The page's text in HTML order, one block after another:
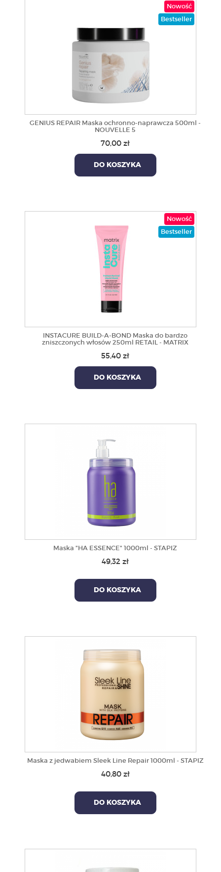
Nowość
Bestseller
GENIUS REPAIR Maska ochronno-naprawcza 500ml -
NOUVELLE 5
70,00 zł
DO KOSZYKA
Nowość
Bestseller
INSTACURE BUILD-A-BOND Maska do bardzo
zniszczonych włosów 250ml RETAIL - MATRIX
55,40 zł
DO KOSZYKA
Maska "HA ESSENCE" 1000ml - STAPIZ
49,32 zł
DO KOSZYKA
Maska z jedwabiem Sleek Line Repair 1000ml - STAPIZ
40,80 zł
DO KOSZYKA